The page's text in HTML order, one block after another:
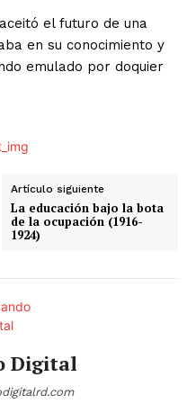
el futuro de una
en su conocimiento y
emulado por doquier
Artículo siguiente
La educación bajo la bota
de la ocupación (1916-
1924)
Digital